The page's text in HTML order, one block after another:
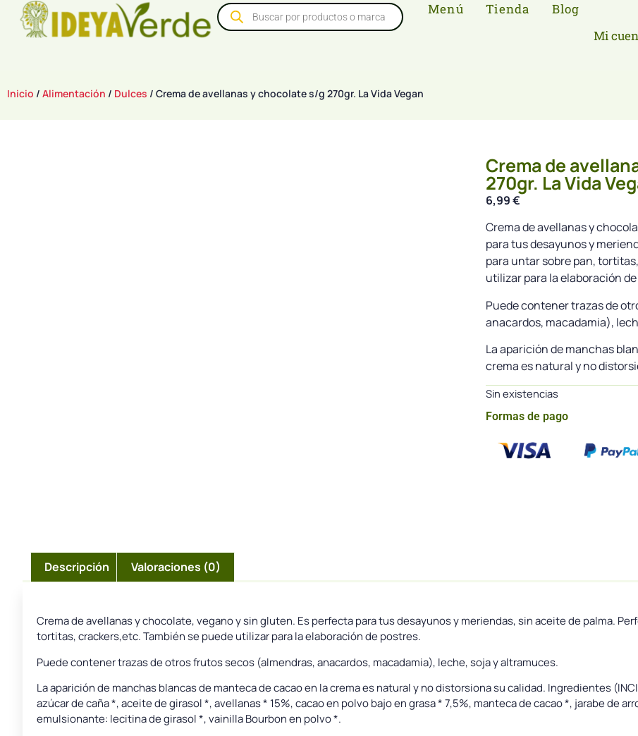
Menú Tienda
Blog
Mi
Inicio / Alimentación / Dulces / Crema de avellanas y chocolate s/g 270gr. La Vida Vegan
Crema de
270gr. La Vida
6,99€
Crema de avellanas y
para tus desayunos y
para untar sobre pan,
utilizar para la elaboración
Puede contener trazas de
anacardos, macadamia),
La aparición de manchas
crema es natural y no
Sin existencias
Formas de pago
Descripción Valoraciones (0)
Crema de avellanas y chocolate, vegano y sin gluten. Es perfecta para tus desayunos y meriendas, sin aceite de palma.
tortitas, crackers,etc. También se puede utilizar para la elaboración de postres.
Puede contener trazas de otros frutos secos (almendras, anacardos, macadamia), leche, soja y altramuces.
La aparición de manchas blancas de manteca de cacao en la crema es natural y no distorsiona su calidad. Ingredientes
azúcar de caña *, aceite de girasol *, avellanas * 15%, cacao en polvo bajo en grasa * 7,5%, manteca de cacao *, jarabe de
emulsionante: lecitina de girasol *, vainilla Bourbon en polvo *.